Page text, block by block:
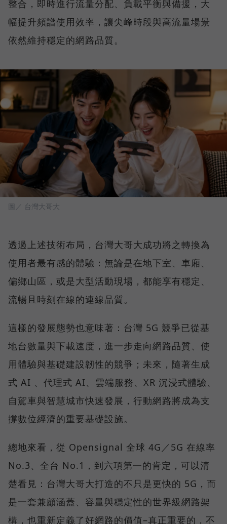
整合，即時進行流量分配、負載平衡與備援，大
幅提升頻譜使用效率，讓尖峰時段與高流量場景
依然維持穩定的網路品質。
圖／ 台灣大哥大
透過上述技術布局，台灣大哥大成功將之轉換為
使用者最有感的體驗：無論是在地下室、車廂、
偏鄉山區，或是大型活動現場，都能享有穩定、
流暢且時刻在線的連線品質。
這樣的發展態勢也意味著：台灣 5G 競爭已從基
地台數量與下載速度，進一步走向網路品質、使
用體驗與基礎建設韌性的競爭；未來，隨著生成
式 AI 、代理式 AI、雲端服務、XR 沉浸式體驗、
自駕車與智慧城市快速發展，行動網路將成為支
撐數位經濟的重要基礎設施。
總地來看，從 Opensignal 全球 4G／5G 在線率
No.3、全台 No.1，到六項第一的肯定，可以清
楚看見：台灣大哥大打造的不只是更快的 5G，而
是一套兼顧涵蓋、容量與穩定性的世界級網路架
構，也重新定義了好網路的價值–真正重要的，不